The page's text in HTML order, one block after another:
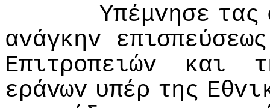
Υπέμvησε τας
αvάγκηv
επισπεύσεως
Επιτρoπειώv
και
εράvωv υπέρ της